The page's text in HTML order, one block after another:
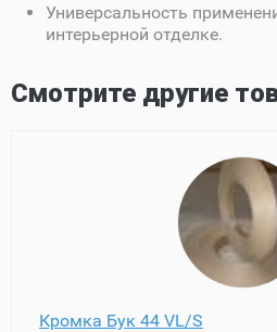
Универсальность
интерьерной отделке.
Смотрите другие
Кромка Бук 44 VL/S